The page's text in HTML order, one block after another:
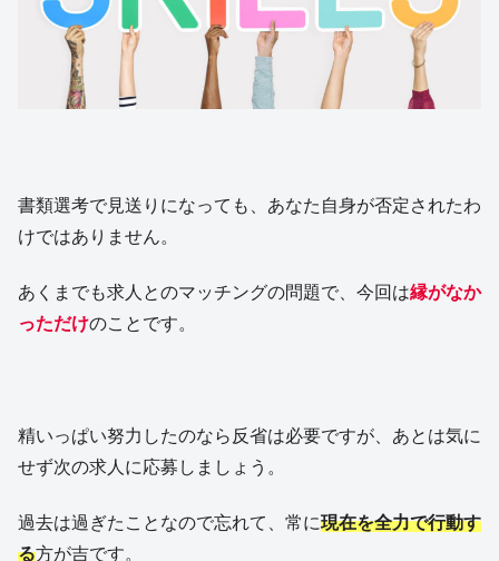
書類選考で見送りになっても、あなた自身が否定されたわ
けではありません。
あくまでも求人とのマッチングの問題で、今回は縁がなか
っただけのことです。
精いっぱい努力したのなら反省は必要ですが、あとは気に
せず次の求人に応募しましょう。
過去は過ぎたことなので忘れて、常に現在を全力で行動す
る方が吉です。